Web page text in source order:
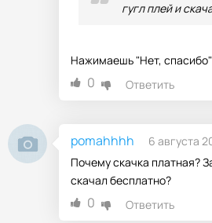
гугл плей и
Нажимаешь "Нет,
0 Ответить
pomahhhh
6 августа
Почему скачка платная?
скачал бесплатно?
0 Ответить